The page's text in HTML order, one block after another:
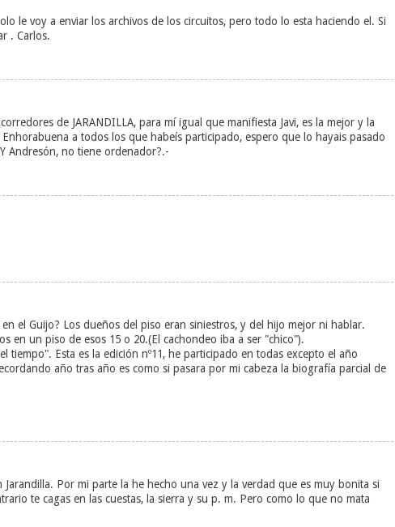
le voy a enviar los archivos de los circuitos, pero todo lo esta haciendo el. Si
. Carlos.
de JARANDILLA, para mí igual que manifiesta Javi, es la mejor y la
a todos los que habeís participado, espero que lo hayais pasado
Andresón, no tiene ordenador?.-
el Guijo? Los dueños del piso eran siniestros, y del hijo mejor ni hablar.
en un piso de esos 15 o 20.(El cachondeo iba a ser "chico").
tiempo". Esta es la edición nº11, he participado en todas excepto el año
año tras año es como si pasara por mi cabeza la biografía parcial de
Por mi parte la he hecho una vez y la verdad que es muy bonita si
te cagas en las cuestas, la sierra y su p. m. Pero como lo que no mata